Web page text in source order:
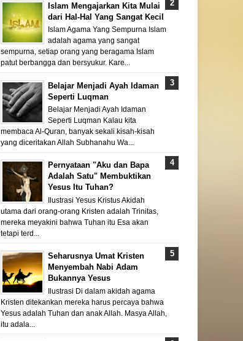
Islam Mengajarkan Kita Mulai
dari Hal-Hal Yang Sangat Kecil
Islam Agama Yang Sempurna Islam
adalah agama yang sangat
sempurna, setiap orang yang beragama Islam
patut berbangga dan bersyukur. Kare...
Belajar Menjadi Ayah Idaman
Seperti Luqman
Belajar Menjadi Ayah Idaman
Seperti Luqman Kalau kita
membaca Al-Quran, banyak sekali kisah-kisah
yang diceritakan Allah Subhanahu Wa...
Pernyataan "Aku dan Bapa
Adalah Satu" Membuktikan
Yesus Itu Tuhan?
Ilustrasi Yesus Kristus Akidah
utama dari orang-orang Kristen adalah Trinitas,
mereka meyakini bahwa Tuhan itu Esa akan
tetapi terd...
Seharusnya Umat Kristen
Menyembah Nabi Adam
Bukannya Yesus
Ilustrasi Di dalam akidah agama
Kristen ditekankan mereka harus percaya bahwa
Yesus adalah Tuhan dan anak Allah. Masya Allah,
itu adala...